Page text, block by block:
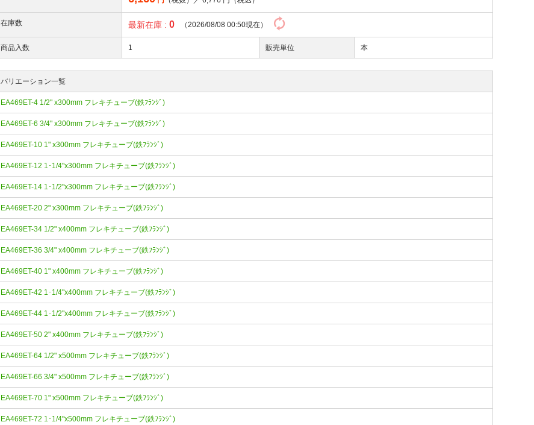
在庫数 最新在庫 :0 （2026/08/08 00:50現在）
商品入数 1 販売単位 本
バリエーション一覧
EA469ET-4 1/2" x300mm フレキチューブ(鉄ﾌﾗﾝｼﾞ)
EA469ET-6 3/4" x300mm フレキチューブ(鉄ﾌﾗﾝｼﾞ)
EA469ET-10 1" x300mm フレキチューブ(鉄ﾌﾗﾝｼﾞ)
EA469ET-12 1･1/4"x300mm フレキチューブ(鉄ﾌﾗﾝｼﾞ)
EA469ET-14 1･1/2"x300mm フレキチューブ(鉄ﾌﾗﾝｼﾞ)
EA469ET-20 2" x300mm フレキチューブ(鉄ﾌﾗﾝｼﾞ)
EA469ET-34 1/2" x400mm フレキチューブ(鉄ﾌﾗﾝｼﾞ)
EA469ET-36 3/4" x400mm フレキチューブ(鉄ﾌﾗﾝｼﾞ)
EA469ET-40 1" x400mm フレキチューブ(鉄ﾌﾗﾝｼﾞ)
EA469ET-42 1･1/4"x400mm フレキチューブ(鉄ﾌﾗﾝｼﾞ)
EA469ET-44 1･1/2"x400mm フレキチューブ(鉄ﾌﾗﾝｼﾞ)
EA469ET-50 2" x400mm フレキチューブ(鉄ﾌﾗﾝｼﾞ)
EA469ET-64 1/2" x500mm フレキチューブ(鉄ﾌﾗﾝｼﾞ)
EA469ET-66 3/4" x500mm フレキチューブ(鉄ﾌﾗﾝｼﾞ)
EA469ET-70 1" x500mm フレキチューブ(鉄ﾌﾗﾝｼﾞ)
EA469ET-72 1･1/4"x500mm フレキチューブ(鉄ﾌﾗﾝｼﾞ)